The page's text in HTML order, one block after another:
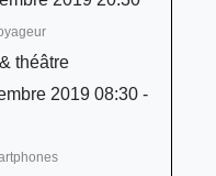
théâtre
2019 08:30 -